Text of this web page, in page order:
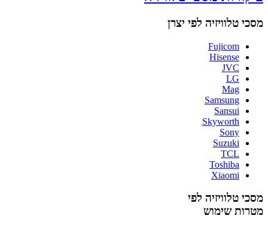
מסכי טלוויזיה לפי יצרן
Fujicom
Hisense
JVC
LG
Mag
Samsung
Sansui
Skyworth
Sony
Suzuki
TCL
Toshiba
Xiaomi
מסכי טלוויזיה לפי
מטרות שימוש